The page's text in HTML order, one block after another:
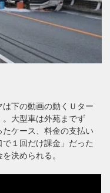
下の動画の動くＵター
。大型車は外苑までず
ケース、料金の支払い
１回だけ課金」だった
決められる。